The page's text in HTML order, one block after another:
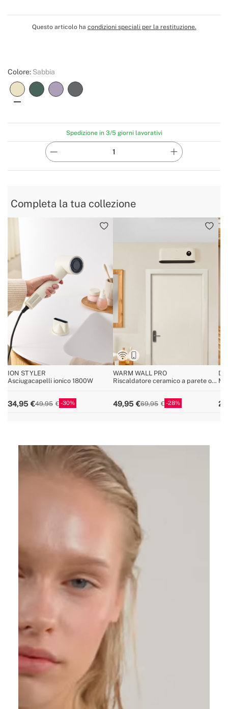
Create
Colore: Sabbia
Questo articolo ha condizioni speciali per la restituzione.
Spedizione in 3/5 giorni lavorativi
Completa la tua collezione
ION STYLER
Asciugacapelli ionico 1800W
34,95 49,95 30
WARM WALL PRO
Riscaldatore ceramico a parete o
49,95 69,95 28